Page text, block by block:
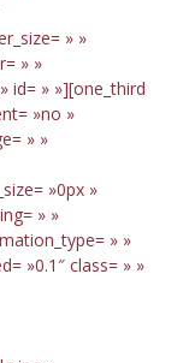
» »
» »
id= » »][one_third
»no »
» »
»0px »
» »
» »
»0.1″ class= » »